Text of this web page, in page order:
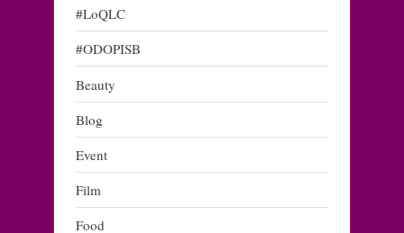
#LoQLC
#ODOPISB
Beauty
Blog
Event
Film
Food